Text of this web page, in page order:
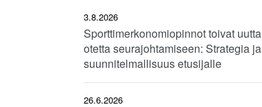
3.8.2026
Sporttimerkonomiopinnot toivat uutta
otetta seurajohtamiseen: Strategia ja
suunnitelmallisuus etusijalle
26.6.2026